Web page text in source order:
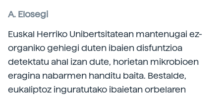
A. Elosegi
Euskal Herriko Unibertsitatean mantenugai ez-
organiko gehiegi duten ibaien disfuntzioa
detektatu ahal izan dute, horietan mikrobioen
eragina nabarmen handitu baita. Bestalde,
eukaliptoz inguratutako ibaietan orbelaren